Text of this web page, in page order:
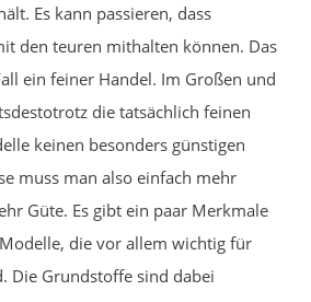
Es kann passieren, dass
den teuren mithalten können. Das
ein feiner Handel. Im Großen und
die tatsächlich feinen
keinen besonders günstigen
muss man also einfach mehr
Güte. Es gibt ein paar Merkmale
die vor allem wichtig für
Die Grundstoffe sind dabei